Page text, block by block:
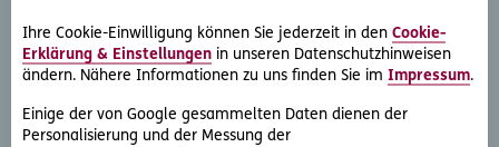
Ihre Cookie-Einwilligung können Sie jederzeit in den Cookie-
Erklärung & Einstellungen in unseren Datenschutzhinweisen
ändern. Nähere Informationen zu uns finden Sie im Impressum.
Einige der von Google gesammelten Daten dienen der
Personalisierung und der Messung der
oder streben eine außergerichtliche Lösung an
Rechtsschutzfall melden